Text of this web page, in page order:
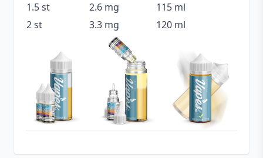
1.5 st
2.6 mg
115 ml
2 st
3.3 mg 120 ml
Smakprofil
Fruktkola
Drakfrukt
Tillverkare
Vape Distillery
Tillverkningsland
United Kindom
Typ
Shortfill
Utrymme för
20 ml (2 st)